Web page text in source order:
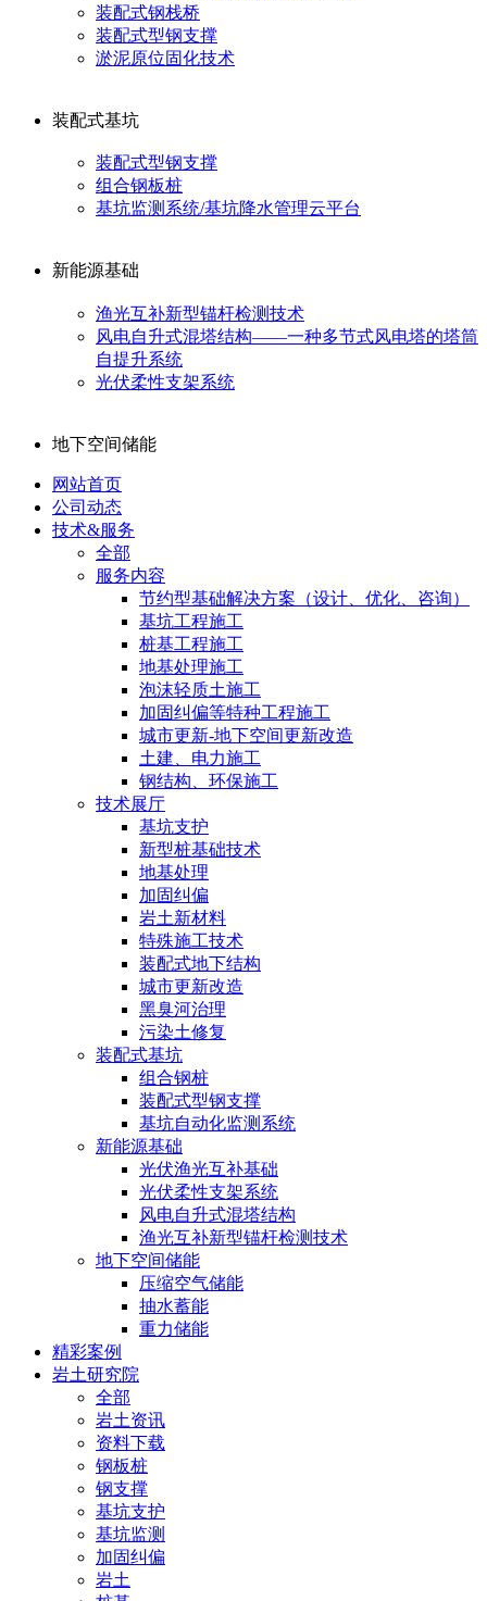
装配式钢栈桥
装配式型钢支撑
淤泥原位固化技术
装配式基坑
装配式型钢支撑
组合钢板桩
基坑监测系统/基坑降水管理云平台
新能源基础
渔光互补新型锚杆检测技术
风电自升式混塔结构——一种多节式风电塔的塔筒
自提升系统
光伏柔性支架系统
地下空间储能
网站首页
公司动态
技术&服务
全部
服务内容
节约型基础解决方案（设计、优化、咨询）
基坑工程施工
桩基工程施工
地基处理施工
泡沫轻质土施工
加固纠偏等特种工程施工
城市更新-地下空间更新改造
土建、电力施工
钢结构、环保施工
技术展厅
基坑支护
新型桩基础技术
地基处理
加固纠偏
岩土新材料
特殊施工技术
装配式地下结构
城市更新改造
黑臭河治理
污染土修复
装配式基坑
组合钢桩
装配式型钢支撑
基坑自动化监测系统
新能源基础
光伏渔光互补基础
光伏柔性支架系统
风电自升式混塔结构
渔光互补新型锚杆检测技术
地下空间储能
压缩空气储能
抽水蓄能
重力储能
精彩案例
岩土研究院
全部
岩土资讯
资料下载
钢板桩
钢支撑
基坑支护
基坑监测
加固纠偏
岩土